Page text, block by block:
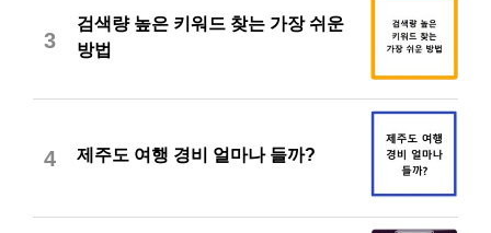
3
검색량 높은 키워드 찾는 가장 쉬운
방법
4 제주도 여행 경비 얼마나 들까?